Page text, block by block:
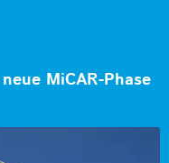
MiCAR-Phase